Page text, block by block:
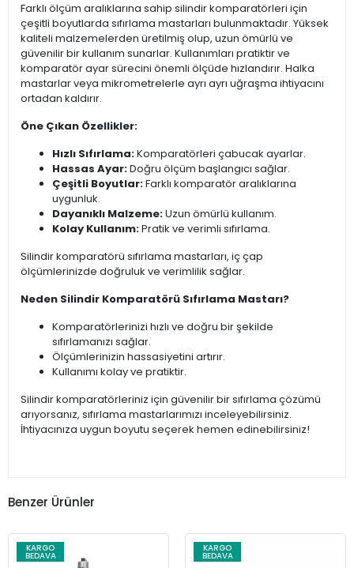
Farklı ölçüm aralıklarına sahip silindir komparatörleri için
çeşitli boyutlarda sıfırlama mastarları bulunmaktadır. Yüksek
kaliteli malzemelerden üretilmiş olup, uzun ömürlü ve
güvenilir bir kullanım sunarlar. Kullanımları pratiktir ve
komparatör ayar sürecini önemli ölçüde hızlandırır. Halka
mastarlar veya mikrometrelerle ayrı ayrı uğraşma ihtiyacını
ortadan kaldırır.
Öne Çıkan Özellikler:
Hızlı Sıfırlama:Komparatörleri çabucak ayarlar.
Hassas Ayar:Doğru ölçüm başlangıcı sağlar.
Çeşitli Boyutlar:Farklı komparatör aralıklarına
uygunluk.
Dayanıklı Malzeme:Uzun ömürlü kullanım.
Kolay Kullanım:Pratik ve verimli sıfırlama.
Silindir komparatörü sıfırlama mastarları, iç çap
ölçümlerinizde doğruluk ve verimlilik sağlar.
Neden Silindir Komparatörü Sıfırlama Mastarı?
Komparatörlerinizi hızlı ve doğru bir şekilde
sıfırlamanızı sağlar.
Ölçümlerinizin hassasiyetini artırır.
Kullanımı kolay ve pratiktir.
Silindir komparatörleriniz için güvenilir bir sıfırlama çözümü
arıyorsanız, sıfırlama mastarlarımızı inceleyebilirsiniz.
İhtiyacınıza uygun boyutu seçerek hemen edinebilirsiniz!
Benzer Ürünler
KARGO
BEDAVA
KARGO
BEDAVA